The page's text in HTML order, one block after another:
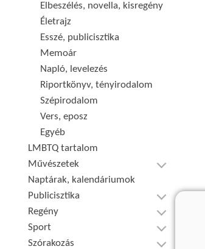
Elbeszélés, novella, kisregény
Életrajz
Esszé, publicisztika
Memoár
Napló, levelezés
Riportkönyv, tényirodalom
Szépirodalom
Vers, eposz
Egyéb
LMBTQ tartalom
Művészetek
Naptárak, kalendáriumok
Publicisztika
Regény
Sport
Szórakozás